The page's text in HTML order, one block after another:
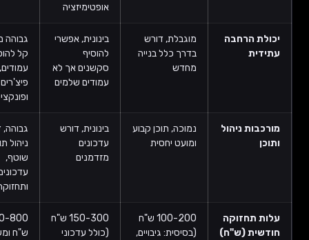
אופטימיזציה
הרחבה
מוגבלת, דורש
בדרך כלל בנייה
בינונית, אפשרי
להוסיף
סקשנים אך לא
עמודים שלמים
גבוהה מאוד,
קל להוסיף
עמודים,
פיצ'רים
ופונקציונליות
ניהול
נמוכה, תוכן קבוע
ומועט יחסית
בינונית, דורש
גבוהה, דורש
ניהול תוכן
תחזוקה
(ש"ח)
100-200 ש"ח
(בסיסית: גיבויים,
150-300 ש"ח
(כולל עדכוני
300-800
ש"ח ומעלה